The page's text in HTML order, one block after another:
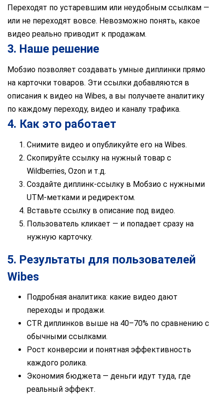
Переходят по устаревшим или неудобным ссылкам —
или не переходят вовсе. Невозможно понять, какое
видео реально приводит к продажам.
3. Наше решение
Мобзио позволяет создавать умные диплинки прямо
на карточки товаров. Эти ссылки добавляются в
описания к видео на Wibes, а вы получаете аналитику
по каждому переходу, видео и каналу трафика.
4. Как это работает
Снимите видео и опубликуйте его на Wibes.
Скопируйте ссылку на нужный товар с
Wildberries, Ozon и т.д.
Создайте диплинк-ссылку в Мобзио с нужными
UTM-метками и редиректом.
Вставьте ссылку в описание под видео.
Пользователь кликает — и попадает сразу на
нужную карточку.
5. Результаты для пользователей
Wibes
Подробная аналитика: какие видео дают
переходы и продажи.
CTR диплинков выше на 40–70% по сравнению с
обычными ссылками.
Рост конверсии и понятная эффективность
каждого ролика.
Экономия бюджета — деньги идут туда, где
реальный эффект.